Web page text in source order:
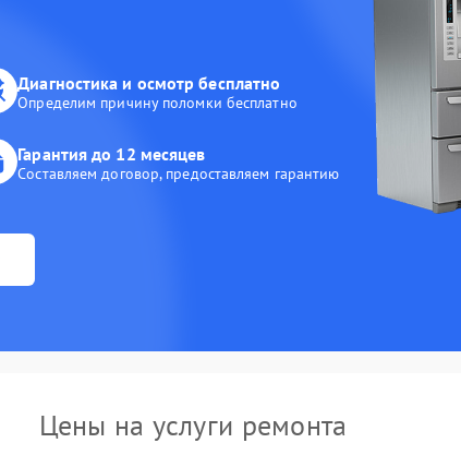
Диагностика и осмотр бесплатно
Определим причину поломки бесплатно
Гарантия до 12 месяцев
Составляем договор, предоставляем гарантию
Цены на услуги ремонта